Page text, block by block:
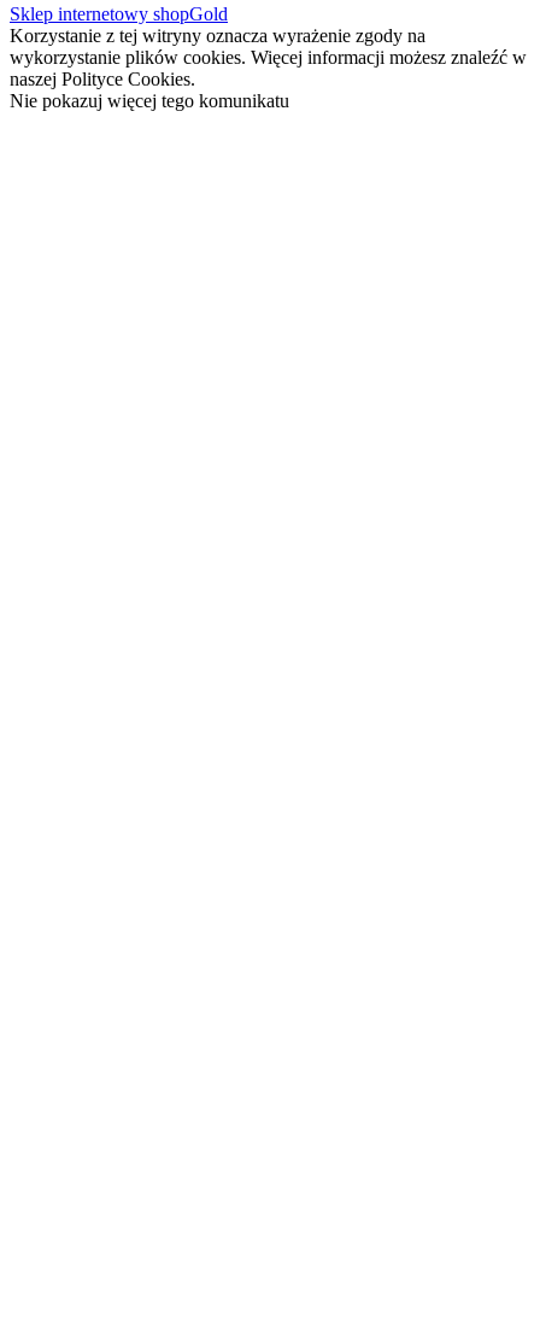
Sklep internetowy shopGold
Korzystanie z tej witryny oznacza wyrażenie zgody na
wykorzystanie plików cookies. Więcej informacji możesz znaleźć w
naszej Polityce Cookies.
Nie pokazuj więcej tego komunikatu